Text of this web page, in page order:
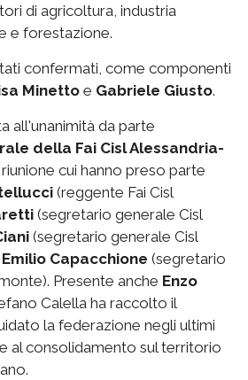
di agricoltura, industria
e forestazione.
confermati, come componenti
Minetto e Gabriele Giusto.
all'unanimità da parte
della Fai Cisl Alessandria-
cui hanno preso parte
(reggente Fai Cisl
(segretario generale Cisl
(segretario generale Cisl
Emilio Capacchione (segretario
Presente anche Enzo
Calella ha raccolto il
la federazione negli ultimi
al consolidamento sul territorio